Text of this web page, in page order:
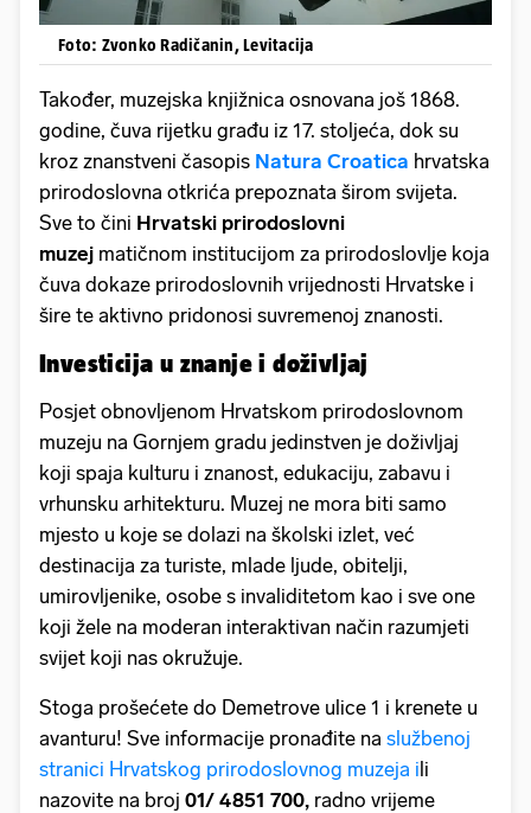
Foto: Zvonko Radičanin, Levitacija
Također, muzejska knjižnica osnovana još 1868.
godine, čuva rijetku građu iz 17. stoljeća, dok su
kroz znanstveni časopis Natura Croatica hrvatska
prirodoslovna otkrića prepoznata širom svijeta.
Sve to čini Hrvatski prirodoslovni
muzej matičnom institucijom za prirodoslovlje koja
čuva dokaze prirodoslovnih vrijednosti Hrvatske i
šire te aktivno pridonosi suvremenoj znanosti.
Investicija u znanje i doživljaj
Posjet obnovljenom Hrvatskom prirodoslovnom
muzeju na Gornjem gradu jedinstven je doživljaj
koji spaja kulturu i znanost, edukaciju, zabavu i
vrhunsku arhitekturu. Muzej ne mora biti samo
mjesto u koje se dolazi na školski izlet, već
destinacija za turiste, mlade ljude, obitelji,
umirovljenike, osobe s invaliditetom kao i sve one
koji žele na moderan interaktivan način razumjeti
svijet koji nas okružuje.
Stoga prošećete do Demetrove ulice 1 i krenete u
avanturu! Sve informacije pronađite na službenoj
stranici Hrvatskog prirodoslovnog muzeja ili
nazovite na broj 01/ 4851 700, radno vrijeme